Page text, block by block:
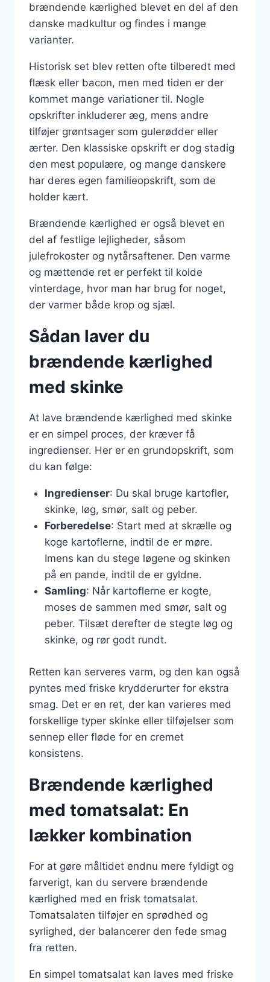
brændende kærlighed blevet en del af den
danske madkultur og findes i mange
varianter.
Historisk set blev retten ofte tilberedt med
flæsk eller bacon, men med tiden er der
kommet mange variationer til. Nogle
opskrifter inkluderer æg, mens andre
tilføjer grøntsager som gulerødder eller
ærter. Den klassiske opskrift er dog stadig
den mest populære, og mange danskere
har deres egen familieopskrift, som de
holder kært.
Brændende kærlighed er også blevet en
del af festlige lejligheder, såsom
julefrokoster og nytårsaftener. Den varme
og mættende ret er perfekt til kolde
vinterdage, hvor man har brug for noget,
der varmer både krop og sjæl.
Sådan laver du
brændende kærlighed
med skinke
At lave brændende kærlighed med skinke
er en simpel proces, der kræver få
ingredienser. Her er en grundopskrift, som
du kan følge:
Ingredienser: Du skal bruge kartofler,
skinke, løg, smør, salt og peber.
Forberedelse: Start med at skrælle og
koge kartoflerne, indtil de er møre.
Imens kan du stege løgene og skinken
på en pande, indtil de er gyldne.
Samling: Når kartoflerne er kogte,
moses de sammen med smør, salt og
peber. Tilsæt derefter de stegte løg og
skinke, og rør godt rundt.
Retten kan serveres varm, og den kan også
pyntes med friske krydderurter for ekstra
smag. Det er en ret, der kan varieres med
forskellige typer skinke eller tilføjelser som
sennep eller fløde for en cremet
konsistens.
Brændende kærlighed
med tomatsalat: En
lækker kombination
For at gøre måltidet endnu mere fyldigt og
farverigt, kan du servere brændende
kærlighed med en frisk tomatsalat.
Tomatsalaten tilføjer en sprødhed og
syrlighed, der balancerer den fede smag
fra retten.
En simpel tomatsalat kan laves med friske